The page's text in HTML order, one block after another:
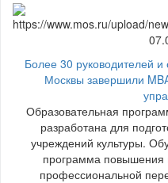
Более 30 руководителей и
Москвы завершили
Образовательная
разработана для
учреждений культуры.
программа повышения
профессиональной